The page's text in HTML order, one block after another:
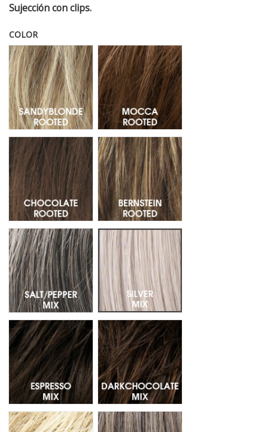
Sujección con clips.
COLOR
Sandyblonde Rooted - Raíz oscura 16.22.14
Mocca Rooted - Raiz Oscura
Chocolate Rooted - Raiz oscura 830.6.4Bernstein Rooted - Raiz oscura
Salt/Pepper Mix - Mechas 39.51.44Silver Mix - Mechas 60.56
Espresso Mix - Mechas 4.6.2Darkchocolate Mix - Mechas
Lightchampagne Rooted - Raiz oscura 25.23.22
Sand Rooted - Raiz oscura